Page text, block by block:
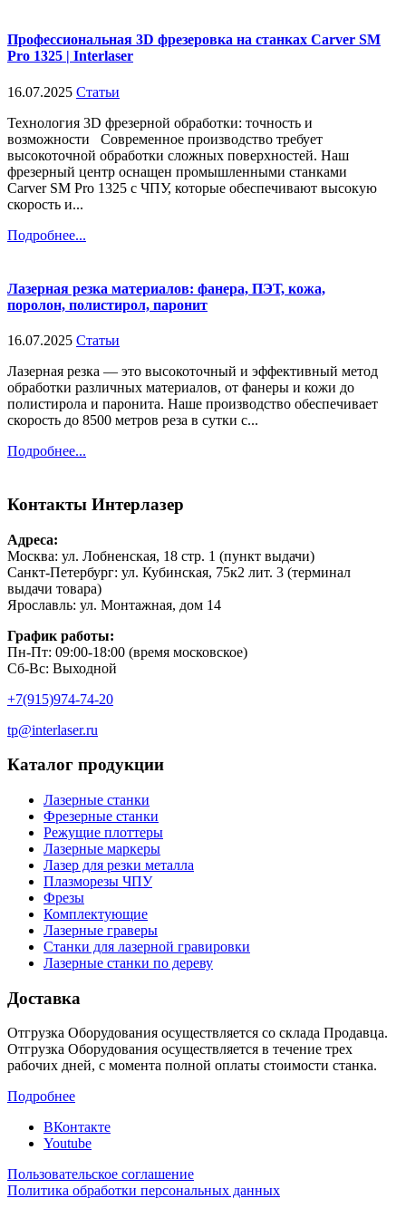
Профессиональная 3D фрезеровка на станках Carver SM
Pro 1325 | Interlaser
16.07.2025 Статьи
Технология 3D фрезерной обработки: точность и
возможности Современное производство требует
высокоточной обработки сложных поверхностей. Наш
фрезерный центр оснащен промышленными станками
Carver SM Pro 1325 с ЧПУ, которые обеспечивают высокую
скорость и...
Подробнее...
Лазерная резка материалов: фанера, ПЭТ, кожа,
поролон, полистирол, паронит
16.07.2025 Статьи
Лазерная резка — это высокоточный и эффективный метод
обработки различных материалов, от фанеры и кожи до
полистирола и паронита. Наше производство обеспечивает
скорость до 8500 метров реза в сутки с...
Подробнее...
Контакты Интерлазер
Адреса:
Москва: ул. Лобненская, 18 стр. 1 (пункт выдачи)
Санкт-Петербург: ул. Кубинская, 75к2 лит. 3 (терминал
выдачи товара)
Ярославль: ул. Монтажная, дом 14
График работы:
Пн-Пт: 09:00-18:00 (время московское)
Сб-Вс: Выходной
+7(915)974-74-20
tp@interlaser.ru
Каталог продукции
Лазерные станки
Фрезерные станки
Режущие плоттеры
Лазерные маркеры
Лазер для резки металла
Плазморезы ЧПУ
Фрезы
Комплектующие
Лазерные граверы
Станки для лазерной гравировки
Лазерные станки по дереву
Доставка
Отгрузка Оборудования осуществляется со склада Продавца.
Отгрузка Оборудования осуществляется в течение трех
рабочих дней, с момента полной оплаты стоимости станка.
Подробнее
ВКонтакте
Youtube
Пользовательское соглашение
Политика обработки персональных данных